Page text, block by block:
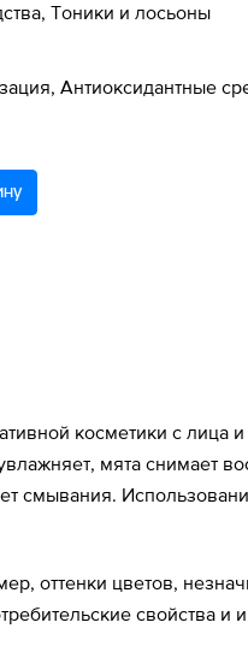
Тоники и лосьоны
Антиоксидантные
косметики с лица и
мята снимает
смывания.
оттенки цветов,
свойства и